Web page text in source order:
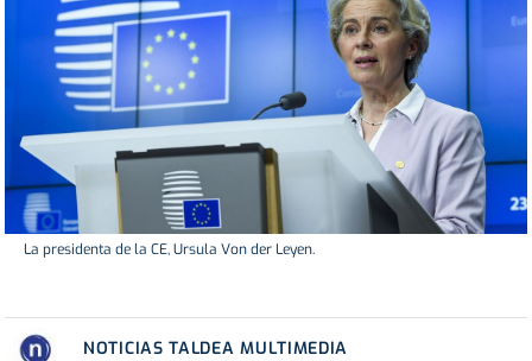
La presidenta de la CE, Ursula Von der Leyen.
NOTICIAS TALDEA MULTIMEDIA